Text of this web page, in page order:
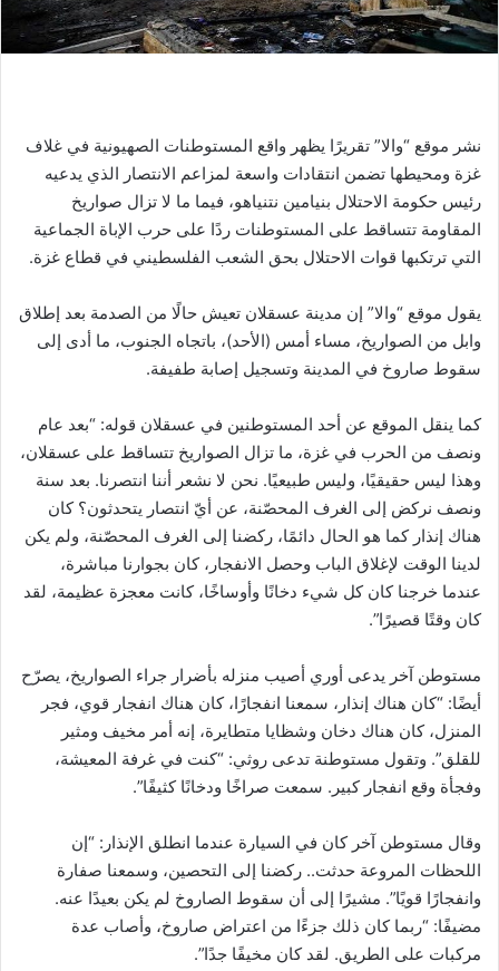
نشر موقع “والا” تقريرًا يظهر واقع المستوطنات الصهيونية في غلاف
غزة ومحيطها تضمن انتقادات واسعة لمزاعم الانتصار الذي يدعيه
رئيس حكومة الاحتلال بنيامين نتنياهو، فيما ما لا تزال صواريخ
المقاومة تتساقط على المستوطنات ردًا على حرب الإباة الجماعية
التي ترتكبها قوات الاحتلال بحق الشعب الفلسطيني في قطاع غزة.
يقول موقع “والا” إن مدينة عسقلان تعيش حالًا من الصدمة بعد إطلاق
وابل من الصواريخ، مساء أمس (الأحد)، باتجاه الجنوب، ما أدى إلى
سقوط صاروخ في المدينة وتسجيل إصابة طفيفة.
كما ينقل الموقع عن أحد المستوطنين في عسقلان قوله: “بعد عام
ونصف من الحرب في غزة، ما تزال الصواريخ تتساقط على عسقلان،
وهذا ليس حقيقيًا، وليس طبيعيًا. نحن لا نشعر أننا انتصرنا. بعد سنة
ونصف نركض إلى الغرف المحصّنة، عن أيّ انتصار يتحدثون؟ كان
هناك إنذار كما هو الحال دائمًا، ركضنا إلى الغرف المحصّنة، ولم يكن
لدينا الوقت لإغلاق الباب وحصل الانفجار، كان بجوارنا مباشرة،
عندما خرجنا كان كل شيء دخانًا وأوساخًا، كانت معجزة عظيمة، لقد
كان وقتًا قصيرًا”.
مستوطن آخر يدعى أوري أصيب منزله بأضرار جراء الصواريخ، يصرّح
أيضًا: “كان هناك إنذار، سمعنا انفجارًا، كان هناك انفجار قوي، فجر
المنزل، كان هناك دخان وشظايا متطايرة، إنه أمر مخيف ومثير
للقلق”. وتقول مستوطنة تدعى روثي: “كنت في غرفة المعيشة،
وفجأة وقع انفجار كبير. سمعت صراخًا ودخانًا كثيفًا”.
وقال مستوطن آخر كان في السيارة عندما انطلق الإنذار: “إن
اللحظات المروعة حدثت.. ركضنا إلى التحصين، وسمعنا صفارة
وانفجارًا قويًا”. مشيرًا إلى أن سقوط الصاروخ لم يكن بعيدًا عنه.
مضيفًا: “ربما كان ذلك جزءًا من اعتراض صاروخ، وأصاب عدة
مركبات على الطريق. لقد كان مخيفًا جدًا”.